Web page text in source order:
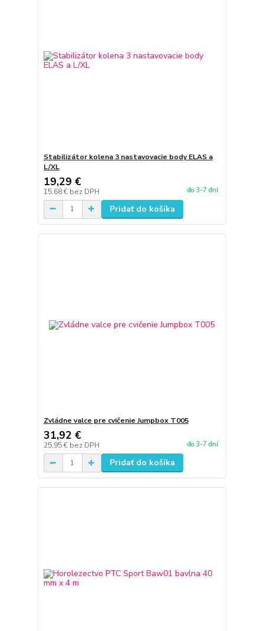
Stabilizátor kolena 3 nastavovacie body ELAS a
L/XL
19,29 €
15,68 € bez DPH do 3-7 dní
Pridať do košíka
Zvládne valce pre cvičenie Jumpbox T005
31,92 €
25,95 € bez DPH do 3-7 dní
Pridať do košíka